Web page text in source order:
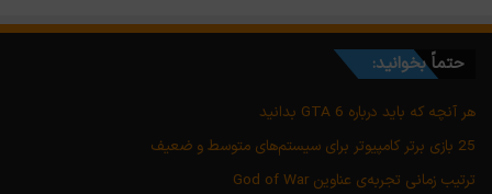
حتماً بخوانید:
هر آنچه که باید درباره GTA 6 بدانید
25 بازی برتر کامپیوتر برای سیستم‌های متوسط و ضعیف
ترتیب زمانی تجربه‌ی عناوین God of War